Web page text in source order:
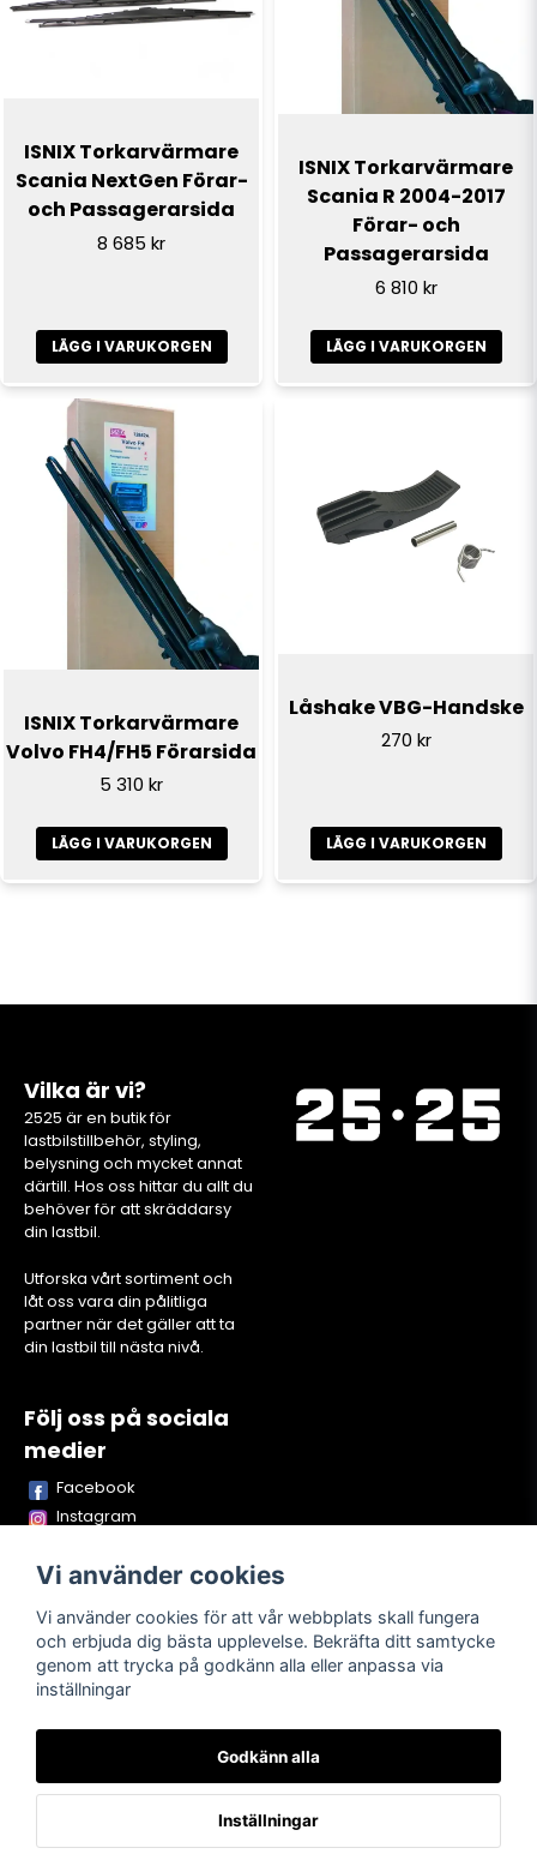
ISNIX Torkarvärmare
Scania NextGen Förar-
och Passagerarsida
8 685 kr
LÄGG I VARUKORGEN
ISNIX Torkarvärmare
Scania R 2004-2017
Förar- och
Passagerarsida
6 810 kr
LÄGG I VARUKORGEN
ISNIX Torkarvärmare
Volvo FH4/FH5 Förarsida
5 310 kr
LÄGG I VARUKORGEN
Låshake VBG-Handske
270 kr
LÄGG I VARUKORGEN
Vilka är vi?
2525 är en butik för
lastbilstillbehör, styling,
belysning och mycket annat
därtill. Hos oss hittar du allt du
behöver för att skräddarsy
din lastbil.
Utforska vårt sortiment och
låt oss vara din pålitliga
partner när det gäller att ta
din lastbil till nästa nivå.
Följ oss på sociala
medier
Facebook
Instagram
TikTok
Köpvillkor Kontakta oss Om oss
Vi använder cookies
Vi använder cookies för att vår webbplats skall fungera
och erbjuda dig bästa upplevelse. Bekräfta ditt samtycke
genom att trycka på godkänn alla eller anpassa via
inställningar
Godkänn alla
Inställningar